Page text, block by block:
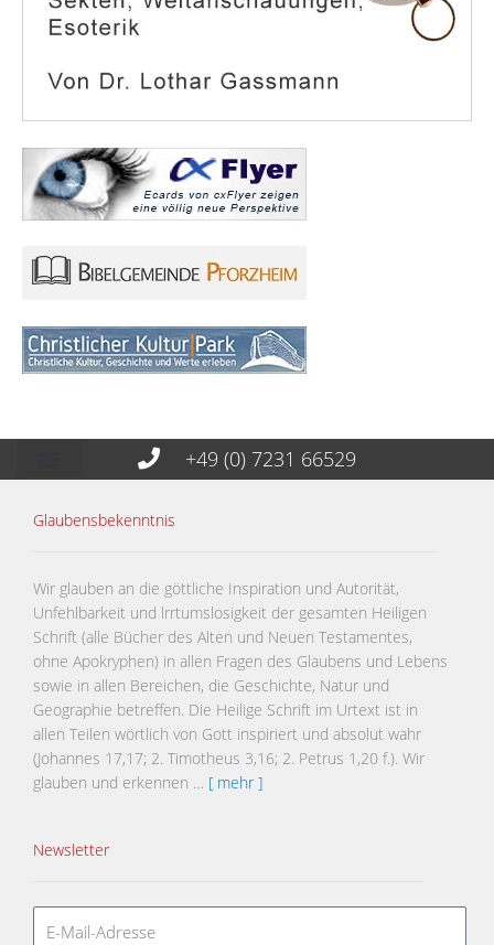
+49 (0) 7231 66529
Glaubensbekenntnis
Wir glauben an die göttliche Inspiration und Autorität,
Unfehlbarkeit und lrrtumslosigkeit der gesamten Heiligen
Schrift (alle Bücher des Alten und Neuen Testamentes,
ohne Apokryphen) in allen Fragen des Glaubens und Lebens
sowie in allen Bereichen, die Geschichte, Natur und
Geographie betreffen. Die Heilige Schrift im Urtext ist in
allen Teilen wörtlich von Gott inspiriert und absolut wahr
(Johannes 17,17; 2. Timotheus 3,16; 2. Petrus 1,20 f.). Wir
glauben und erkennen … [ mehr ]
Newsletter